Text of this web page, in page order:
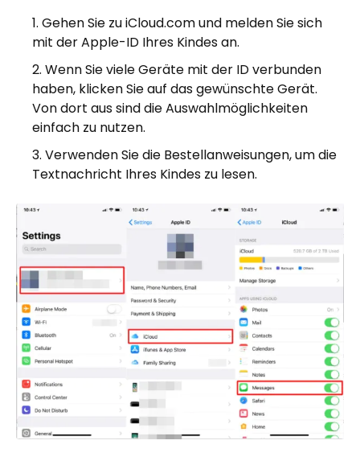
Gehen Sie zu iCloud.com und melden Sie sich
mit der Apple-ID Ihres Kindes an.
Wenn Sie viele Geräte mit der ID verbunden
haben, klicken Sie auf das gewünschte Gerät.
Von dort aus sind die Auswahlmöglichkeiten
einfach zu nutzen.
Verwenden Sie die Bestellanweisungen, um die
Textnachricht Ihres Kindes zu lesen.